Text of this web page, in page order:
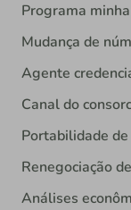
Programa
Mudança de
Agente
Canal do
Portabilidade
Renegociação
Análises